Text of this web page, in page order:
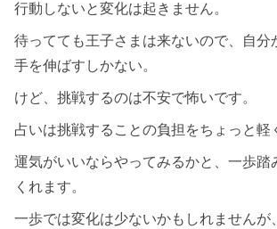
行動しないと変化は起きません。
待ってても王子さまは来ないので、自分
手を伸ばすしかない。
けど、挑戦するのは不安で怖いです。
占いは挑戦することの負担をちょっと軽
運気がいいならやってみるかと、一歩踏
くれます。
一歩では変化は少ないかもしれませんが